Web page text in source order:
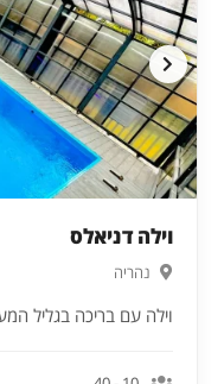
וילה דניאלס
נהריה
וילה עם בריכה בגליל